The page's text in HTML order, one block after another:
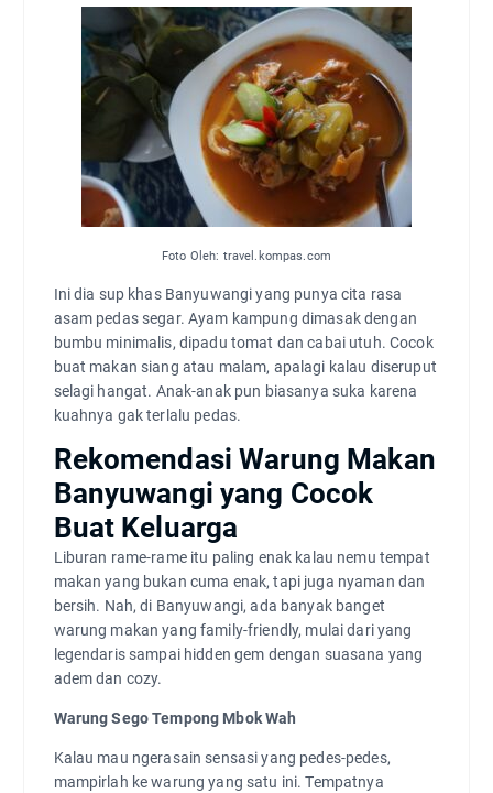
Foto Oleh: travel.kompas.com
Ini dia sup khas Banyuwangi yang punya cita rasa
asam pedas segar. Ayam kampung dimasak dengan
bumbu minimalis, dipadu tomat dan cabai utuh. Cocok
buat makan siang atau malam, apalagi kalau diseruput
selagi hangat. Anak-anak pun biasanya suka karena
kuahnya gak terlalu pedas.
Rekomendasi Warung Makan
Banyuwangi yang Cocok
Buat Keluarga
Liburan rame-rame itu paling enak kalau nemu tempat
makan yang bukan cuma enak, tapi juga nyaman dan
bersih. Nah, di Banyuwangi, ada banyak banget
warung makan yang family-friendly, mulai dari yang
legendaris sampai hidden gem dengan suasana yang
adem dan cozy.
Warung Sego Tempong Mbok Wah
Kalau mau ngerasain sensasi yang pedes-pedes,
mampirlah ke warung yang satu ini. Tempatnya